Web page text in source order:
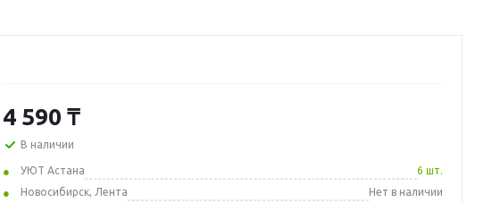
4 590 ₸
В наличии
УЮТ Астана
6 шт.
Новосибирск, Лента
Нет в наличии